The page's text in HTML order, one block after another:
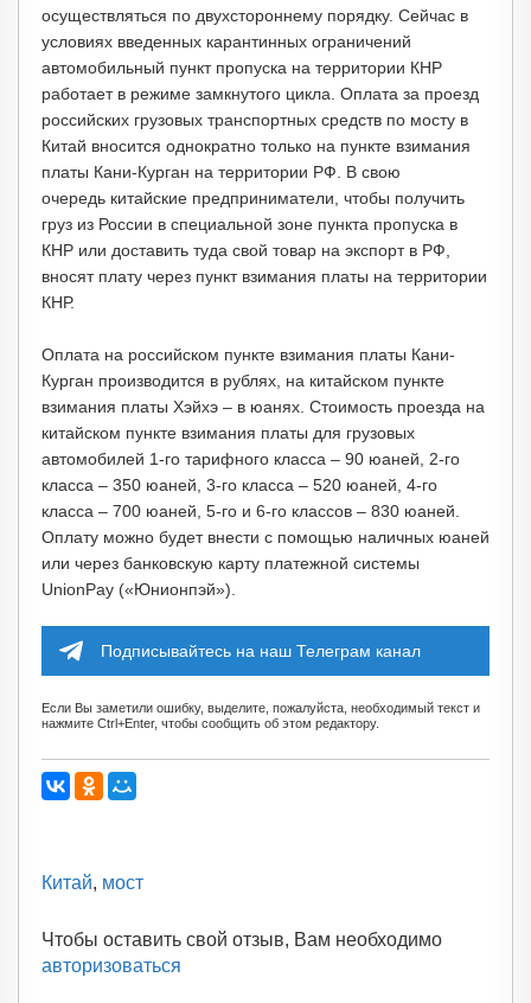
осуществляться по двухстороннему порядку. Сейчас в
условиях введенных карантинных ограничений
автомобильный пункт пропуска на территории КНР
работает в режиме замкнутого цикла. Оплата за проезд
российских грузовых транспортных средств по мосту в
Китай вносится однократно только на пункте взимания
платы Кани-Курган на территории РФ. В свою
очередь китайские предприниматели, чтобы получить
груз из России в специальной зоне пункта пропуска в
КНР или доставить туда свой товар на экспорт в РФ,
вносят плату через пункт взимания платы на территории
КНР.
Оплата на российском пункте взимания платы Кани-
Курган производится в рублях, на китайском пункте
взимания платы Хэйхэ – в юанях. Стоимость проезда на
китайском пункте взимания платы для грузовых
автомобилей 1-го тарифного класса – 90 юаней, 2-го
класса – 350 юаней, 3-го класса – 520 юаней, 4-го
класса – 700 юаней, 5-го и 6-го классов – 830 юаней.
Оплату можно будет внести с помощью наличных юаней
или через банковскую карту платежной системы
UnionPay («Юнионпэй»).
Подписывайтесь на наш Телеграм канал
Если Вы заметили ошибку, выделите, пожалуйста, необходимый текст и
нажмите Ctrl+Enter, чтобы сообщить об этом редактору.
Китай, мост
Чтобы оставить свой отзыв, Вам необходимо
авторизоваться